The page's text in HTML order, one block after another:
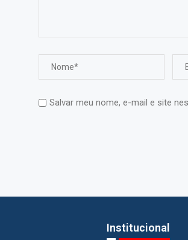
Salvar meu nome, e-mail e site
Institucional